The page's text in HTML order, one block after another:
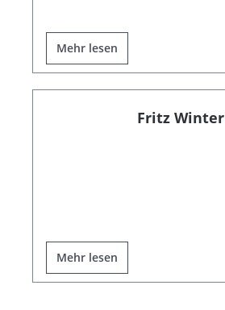
Mehr lesen
Fritz Winter
Mehr lesen